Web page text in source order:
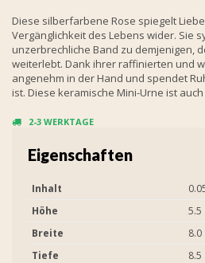
Diese silberfarbene Rose spiegelt
Vergänglichkeit des Lebens wider. Sie
unzerbrechliche Band zu demjenigen,
weiterlebt. Dank ihrer raffinierten und
angenehm in der Hand und spendet
ist. Diese keramische Mini-Urne ist
2-3 WERKTAGE
Eigenschaften
Inhalt
Höhe
5.5
Breite
Tiefe